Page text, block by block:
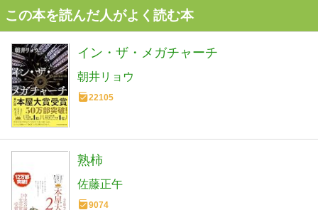
この本を読んだ人がよく読む本
イン・ザ・メガチャーチ
朝井リョウ
22105
熟柿
佐藤正午
9074